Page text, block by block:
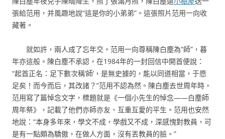
張給范用，并風趣地說“這是你的小弟弟”。這張照片范用一向收
藏著。
就如許，兩人成了忘年交。范用一向尊稱陳白塵為“師”，暮
年亦這般。陳白塵不承認，在1984年的一封回信中開首便說：
“起首正名：足下數次稱‘師’，是無史據的，能以同道相當，于愿
足矣！而今而后，其改諸？”范用不認為然。陳白塵去世周年時，
范用寫了篇悼念文字，標題就是《一個小先生的悼念——白塵師
周年祭》，記載了他們亦師亦友、互重互愛的平生。范用也安然
地說：“本身多年來，學文不成，學戲又不成，深感愧對教員，可
是有一點頗為驕傲，在做人方面，沒有丟教員的臉。”